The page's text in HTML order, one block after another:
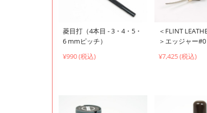
菱目打（4本目 - 3・4・5・
6 mmピッチ）
¥990 (税込)
＜FLINT
＞エッジャー
¥7,425 (税込)